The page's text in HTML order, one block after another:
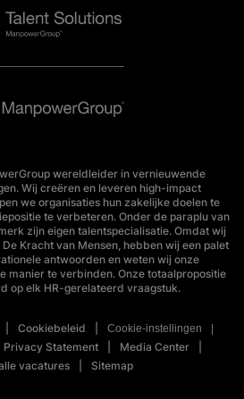
wereldleider in vernieuwende
Wij creëren en leveren high-impact
we organisaties hun zakelijke doelen te
te verbeteren. Onder de paraplu van
zijn eigen talentspecialisatie. Omdat wij
Kracht van Mensen, hebben wij een palet
antwoorden en weten wij onze
manier te verbinden. Onze totaalpropositie
op elk HR-gerelateerd vraagstuk.
Cookiebeleid Cookie-instellingen
Privacy Statement
Media Center
vacatures
Sitemap